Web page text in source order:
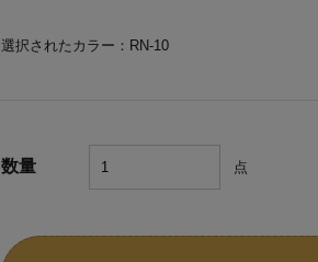
選択されたカラー：RN-10
数量 点